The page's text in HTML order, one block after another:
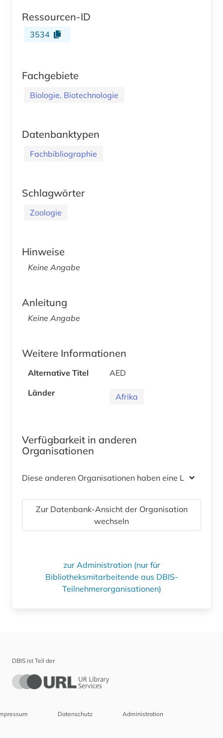
Ressourcen-ID
3534
Fachgebiete
Biologie, Biotechnologie
Datenbanktypen
Fachbibliographie
Schlagwörter
Zoologie
Hinweise
Keine Angabe
Anleitung
Keine Angabe
Weitere Informationen
Alternative Titel
AED
Länder
Afrika
Verfügbarkeit in anderen
Organisationen
Diese anderen Organisationen haben eine Lizenz
Zur Datenbank-Ansicht der Organisation
wechseln
zur Administration (nur für
Bibliotheksmitarbeitende aus DBIS-
Teilnehmerorganisationen)
DBIS ist Teil der
Datenschutz Administration